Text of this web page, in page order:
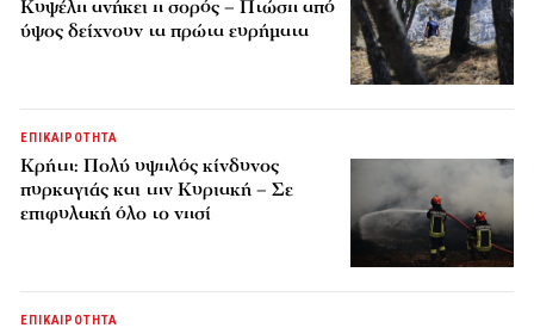
Κυψέλη ανήκει η σορός – Πτώση από
ύψος δείχνουν τα πρώτα ευρήματα
ΕΠΙΚΑΙΡΟΤΗΤΑ
Κρήτη: Πολύ υψηλός κίνδυνος
πυρκαγιάς και την Κυριακή – Σε
επιφυλακή όλο το νησί
ΕΠΙΚΑΙΡΟΤΗΤΑ